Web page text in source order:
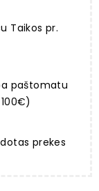
Taikos pr.
paštomatu
prekes